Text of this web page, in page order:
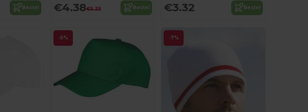
Bestel €4.38€5.35 Bestel €3.32 Bestel
-5% -7%